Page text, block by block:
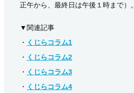
正午から、最終日は午後１時まで）。
▼関連記事
・ くじらコラム1
・ くじらコラム2
・ くじらコラム3
・ くじらコラム4